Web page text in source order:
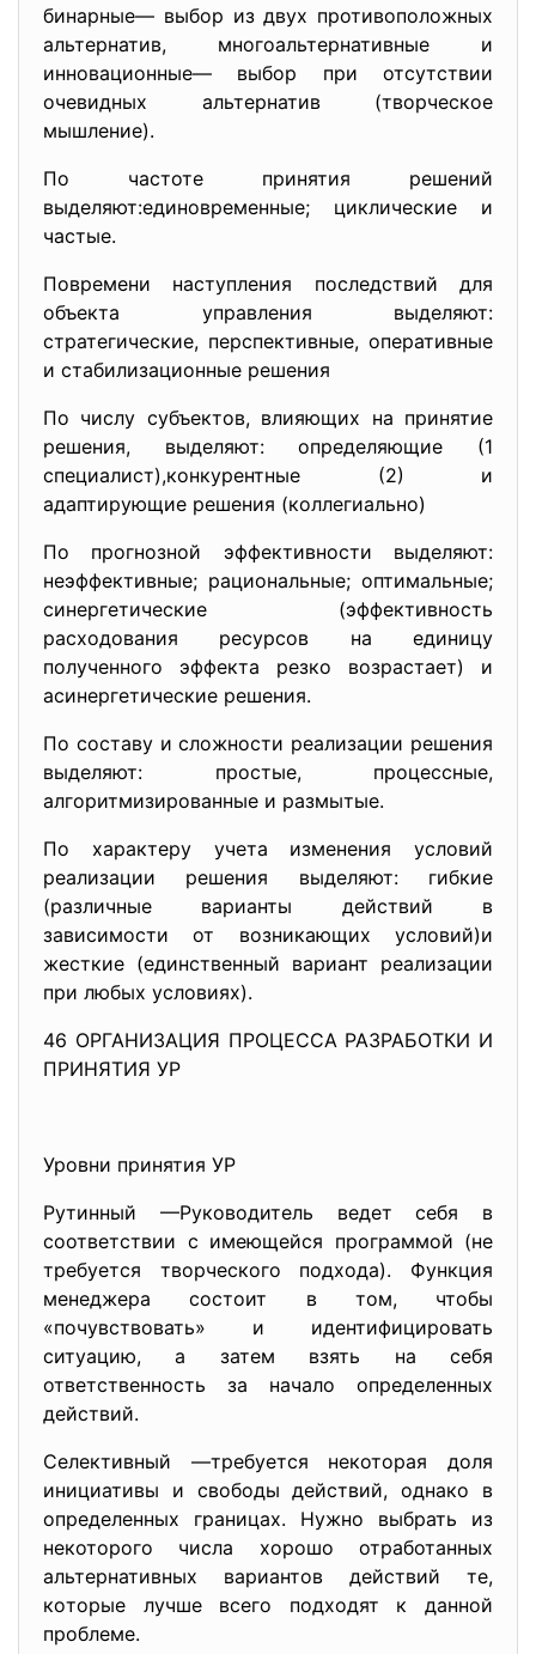
бинарные— выбор из двух противоположных
альтернатив, многоальтернативные и
инновационные— выбор при отсутствии
очевидных альтернатив (творческое
мышление).
По частоте принятия решений
выделяют:единовременные; циклические и
частые.
Повремени наступления последствий для
объекта управления выделяют:
стратегические, перспективные, оперативные
и стабилизационные решения
По числу субъектов, влияющих на принятие
решения, выделяют: определяющие (1
специалист),конкурентные (2) и
адаптирующие решения (коллегиально)
По прогнозной эффективности выделяют:
неэффективные; рациональные; оптимальные;
синергетические (эффективность
расходования ресурсов на единицу
полученного эффекта резко возрастает) и
асинергетические решения.
По составу и сложности реализации решения
выделяют: простые, процессные,
алгоритмизированные и размытые.
По характеру учета изменения условий
реализации решения выделяют: гибкие
(различные варианты действий в
зависимости от возникающих условий)и
жесткие (единственный вариант реализации
при любых условиях).
46 ОРГАНИЗАЦИЯ ПРОЦЕССА РАЗРАБОТКИ И
ПРИНЯТИЯ УР
Уровни принятия УР
Рутинный —Руководитель ведет себя в
соответствии с имеющейся программой (не
требуется творческого подхода). Функция
менеджера состоит в том, чтобы
«почувствовать» и идентифицировать
ситуацию, а затем взять на себя
ответственность за начало определенных
действий.
Селективный —требуется некоторая доля
инициативы и свободы действий, однако в
определенных границах. Нужно выбрать из
некоторого числа хорошо отработанных
альтернативных вариантов действий те,
которые лучше всего подходят к данной
проблеме.